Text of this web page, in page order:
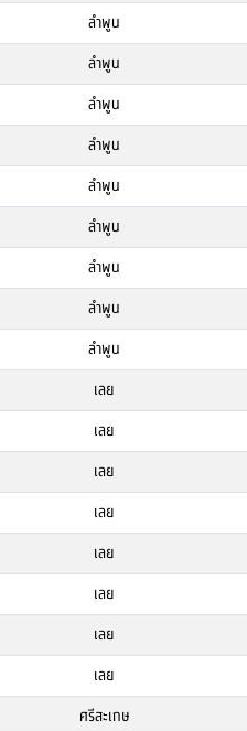
ลำพูน
ลำพูน
ลำพูน
ลำพูน
ลำพูน
ลำพูน
ลำพูน
ลำพูน
ลำพูน
เลย
เลย
เลย
เลย
เลย
เลย
เลย
เลย
ศรีสะเกษ